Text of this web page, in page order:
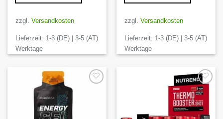
zzgl. Versandkosten
Lieferzeit: 1-3 (DE) | 3-5 (AT)
Werktage
zzgl. Versandkosten
Lieferzeit: 1-3 (DE) | 3-5 (AT)
Werktage
Auf die
Wunschliste